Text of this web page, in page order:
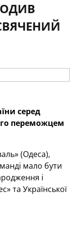
серед
переможцем
(Одеса),
мало бути
і
та Української